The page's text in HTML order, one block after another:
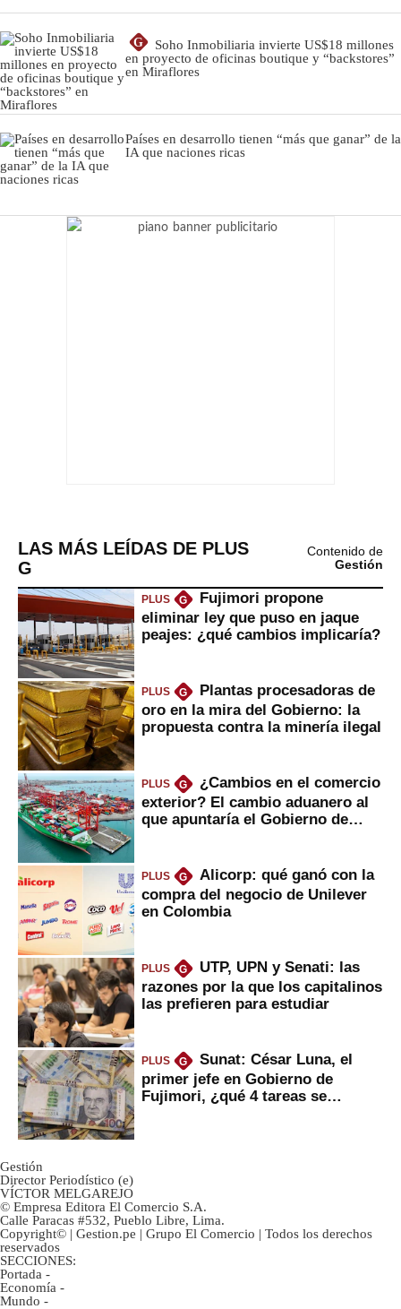
G
Soho Inmobiliaria invierte US$18 millones
en proyecto de oficinas boutique y “backstores”
en Miraflores
Países en desarrollo tienen “más que ganar” de la
IA que naciones ricas
LAS MÁS LEÍDAS DE PLUS
G
Contenido de
Gestión
PLUS G
Fujimori propone
eliminar ley que puso en jaque
peajes: ¿qué cambios implicaría?
PLUS G
Plantas procesadoras de
oro en la mira del Gobierno: la
propuesta contra la minería ilegal
PLUS G
¿Cambios en el comercio
exterior? El cambio aduanero al
que apuntaría el Gobierno de
PLUS G
Alicorp: qué ganó con la
compra del negocio de Unilever
en Colombia
PLUS G
UTP, UPN y Senati: las
razones por la que los capitalinos
las prefieren para estudiar
PLUS G
Sunat: César Luna, el
primer jefe en Gobierno de
Fujimori, ¿qué 4 tareas se
Gestión
Director Periodístico (e)
VÍCTOR MELGAREJO
© Empresa Editora El Comercio S.A.
Calle Paracas #532, Pueblo Libre, Lima.
Copyright© | Gestion.pe | Grupo El Comercio | Todos los derechos
reservados
SECCIONES:
Portada -
Economía -
Mundo -